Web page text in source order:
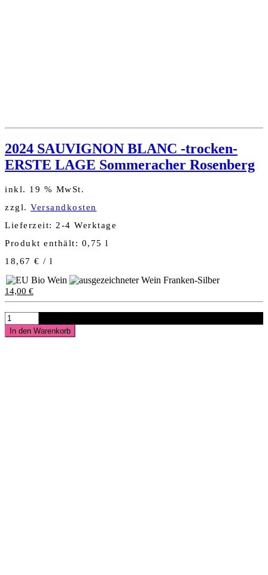
2024 SAUVIGNON BLANC -trocken-
ERSTE LAGE Sommeracher Rosenberg
inkl. 19 % MwSt.
zzgl. Versandkosten
Lieferzeit: 2-4 Werktage
Produkt enthält: 0,75 l
18,67 € / l
14,00 €
2024
SAUVIGNON
BLANC
In den Warenkorb